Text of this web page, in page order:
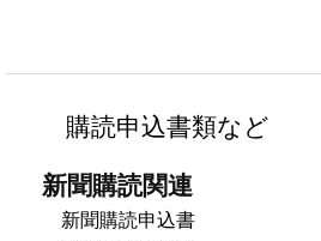
購読申込書類など
新聞購読関連
新聞購読申込書